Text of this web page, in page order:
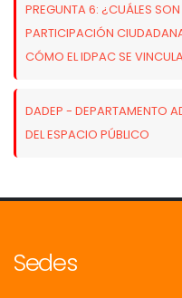
PREGUNTA 6: ¿CUÁLES
PARTICIPACIÓN
CÓMO EL IDPAC SE
DADEP - DEPARTAMENTO
DEL ESPACIO PÚBLICO
Sedes